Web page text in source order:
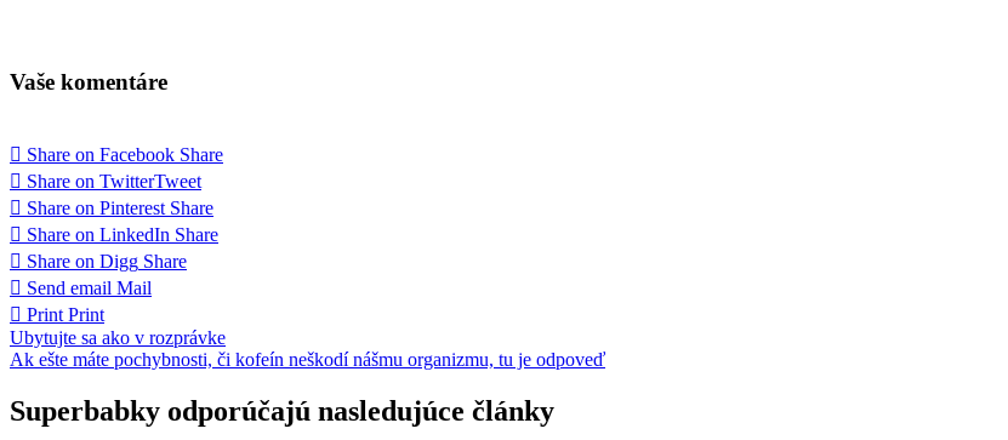
Vaše komentáre
Share on Facebook Share
Share on TwitterTweet
Share on Pinterest Share
Share on LinkedIn Share
Share on Digg Share
Send email Mail
Print Print
Navigácia
v
článku
Ubytujte sa ako v rozprávke
Ak ešte máte pochybnosti, či kofeín neškodí nášmu organizmu, tu je odpoveď
Superbabky odporúčajú nasledujúce články